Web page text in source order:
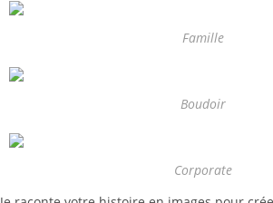
Famille
Boudoir
Corporate